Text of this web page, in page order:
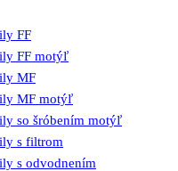
FF
FF motýľ
MF
MF motýľ
so šróbením motýľ
s filtrom
s odvodnením